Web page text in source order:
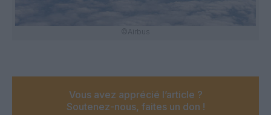
©Airbus
Vous avez apprécié l’article ?
Soutenez-nous, faites un don !